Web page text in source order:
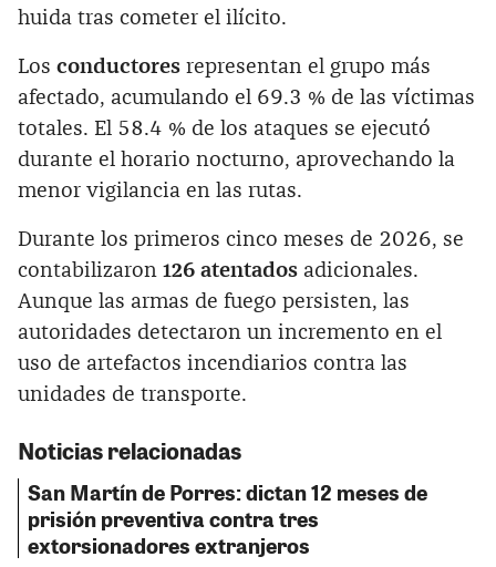
huida tras cometer el ilícito.
Los conductores representan el grupo más
afectado, acumulando el 69.3 % de las víctimas
totales. El 58.4 % de los ataques se ejecutó
durante el horario nocturno, aprovechando la
menor vigilancia en las rutas.
Durante los primeros cinco meses de 2026, se
contabilizaron 126 atentados adicionales.
Aunque las armas de fuego persisten, las
autoridades detectaron un incremento en el
uso de artefactos incendiarios contra las
unidades de transporte.
Noticias relacionadas
San Martín de Porres: dictan 12 meses de
prisión preventiva contra tres
extorsionadores extranjeros